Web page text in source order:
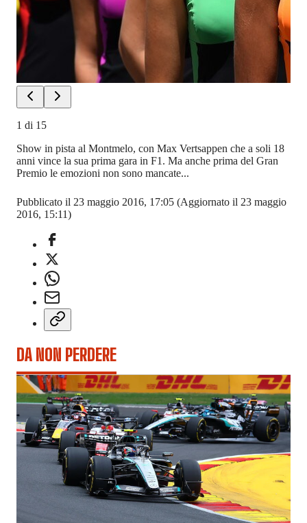
1 di 15
Show in pista al Montmelo, con Max Vertsappen che a soli 18
anni vince la sua prima gara in F1. Ma anche prima del Gran
Premio le emozioni non sono mancate...
Pubblicato il 23 maggio 2016, 17:05 (Aggiornato il 23 maggio
2016, 15:11)
DA NON PERDERE